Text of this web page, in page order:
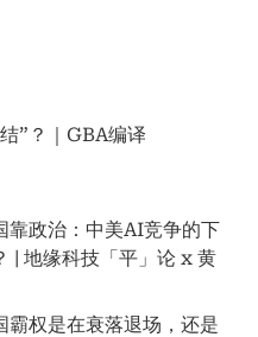
”？｜GBA编译
靠政治：中美AI竞争的下
| 地缘科技「平」论 x 黄
霸权是在衰落退场，还是